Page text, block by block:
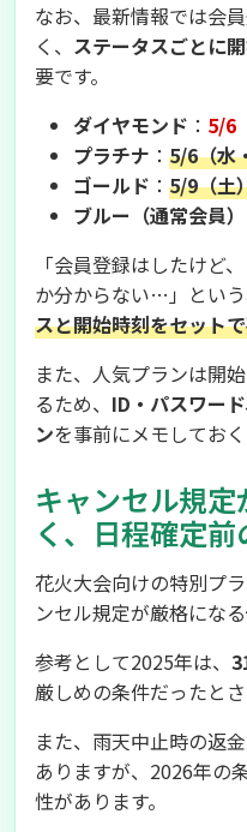
なお、最新情報では会
く、 ステータスごとに
要です。
ダイヤモンド ： 5/6
プラチナ ： 5/6（水
ゴールド ： 5/9（土
ブルー（通常会員）
「会員登録はしたけど
か分からない…」という
スと開始時刻をセット
また、人気プランは開
るため、 ID・パスワー
ンを事前にメモしておく
キャンセル規
く、日程確定
花火大会向けの特別プ
ンセル規定が厳格になる
参考として2025年は、
厳しめの条件だったとさ
また、雨天中止時の返
ありますが、2026年の
性があります。